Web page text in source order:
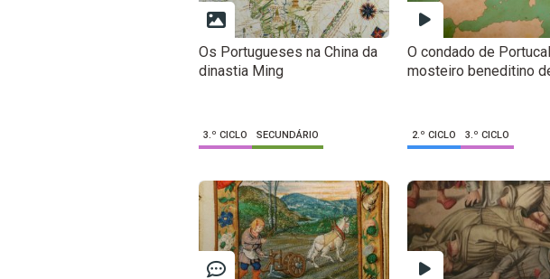
Os Portugueses na China da
dinastia Ming
3.º CICLO SECUNDÁRIO
O condado de
mosteiro beneditino
2.º CICLO 3.º CICLO